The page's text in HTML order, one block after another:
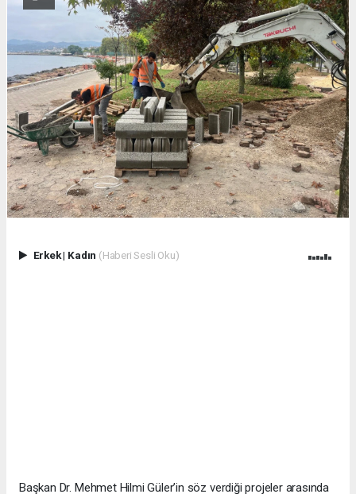
Erkek| Kadın (Haberi Sesli Oku)
Başkan Dr. Mehmet Hilmi Güler’in söz verdiği projeler arasında